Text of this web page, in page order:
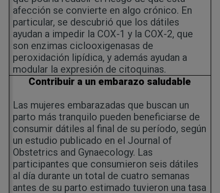
afección se convierte en algo crónico. En
particular, se descubrió que los dátiles
ayudan a impedir la COX-1 y la COX-2, que
son enzimas ciclooxigenasas de
peroxidación lipídica, y además ayudan a
modular la expresión de citoquinas.
Contribuir a un embarazo saludable
Las mujeres embarazadas que buscan un
parto más tranquilo pueden beneficiarse de
consumir dátiles al final de su período, según
un estudio publicado en el Journal of
Obstetrics and Gynaecology. Las
participantes que consumieron seis dátiles
al día durante un total de cuatro semanas
antes de su parto estimado tuvieron una tasa